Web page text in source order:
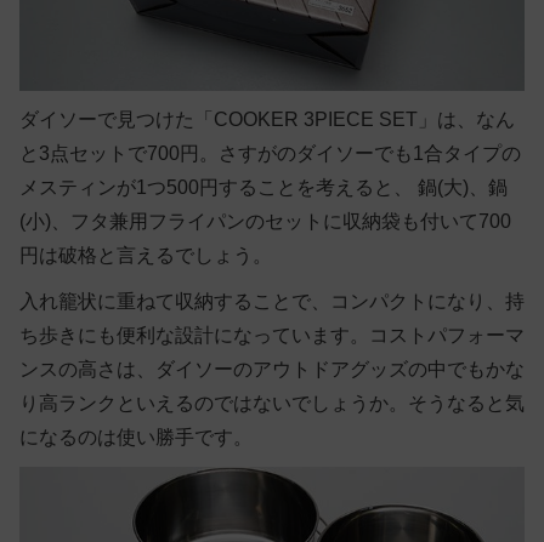
ダイソーで見つけた「COOKER 3PIECE SET」は、なん
と3点セットで700円。さすがのダイソーでも1合タイプの
メスティンが1つ500円することを考えると、 鍋(大)、鍋
(小)、フタ兼用フライパンのセットに収納袋も付いて700
円は破格と言えるでしょう。
入れ籠状に重ねて収納することで、コンパクトになり、持
ち歩きにも便利な設計になっています。コストパフォーマ
ンスの高さは、ダイソーのアウトドアグッズの中でもかな
り高ランクといえるのではないでしょうか。そうなると気
になるのは使い勝手です。